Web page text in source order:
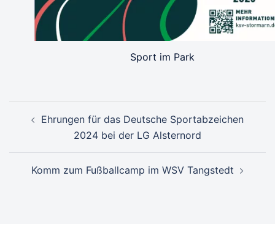
Sport im Park
Ehrungen für das Deutsche Sportabzeichen
2024 bei der LG Alsternord
Komm zum Fußballcamp im WSV Tangstedt